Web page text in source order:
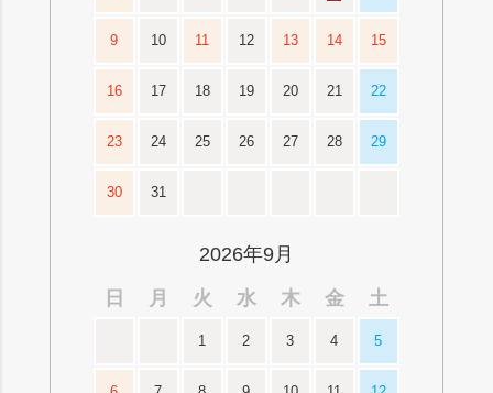
9 10 11 12 13 14 15
16 17 18 19 20 21 22
23 24 25 26 27 28 29
30 31
2026年9月
日
月 火 水 木 金 土
1 2 3 4 5